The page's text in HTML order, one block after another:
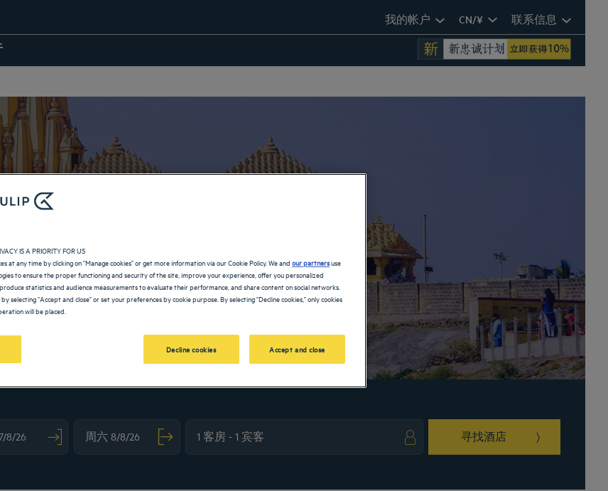
我的帐户 CN/¥ 联系信息
Somnath 酒店
返回印度页面
寻找酒店
IS A PRIORITY FOR US
at any time by clicking on "Manage cookies" or get more information via our Cookie Policy. We andour partnersuse
to ensure the proper functioning and security of the site, improve your experience, offer you personalized
statistics and audience measurements to evaluate their performance, and share content on social networks.
by selecting "Accept and close" or set your preferences by cookie purpose. By selecting "Decline cookies," only cookies
will be placed.
Decline cookies Accept and close